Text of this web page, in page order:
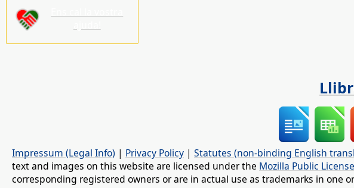
Impressum (Legal Info) | Privacy Policy | Statutes (non-binding English
text and images on this website are licensed under the Mozilla Public
corresponding registered owners or are in actual use as trademarks in one